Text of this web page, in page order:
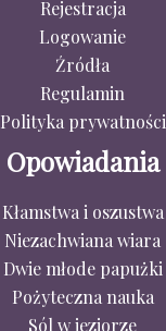
Rejestracja
Logowanie
Źródła
Regulamin
Polityka prywatności
Opowiadania
Kłamstwa i oszustwa
Niezachwiana wiara
Dwie młode papużki
Pożyteczna nauka
Sól w jeziorze